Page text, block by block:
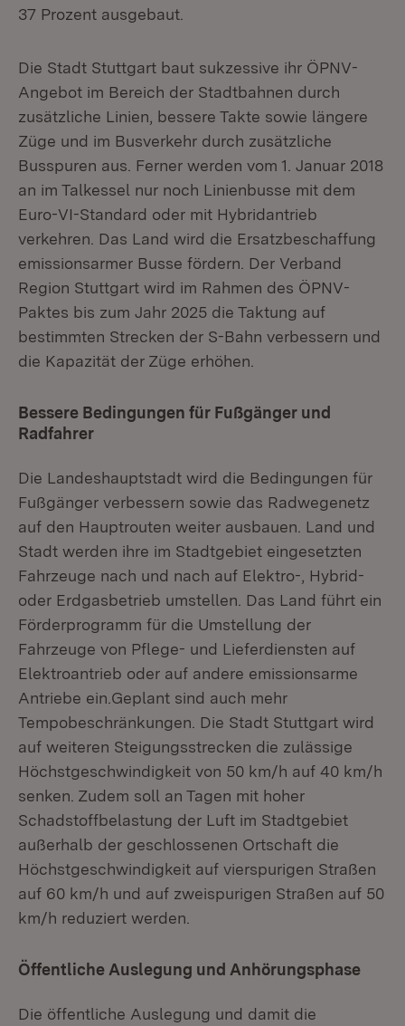
37 Prozent ausgebaut.
Die Stadt Stuttgart baut sukzessive ihr ÖPNV-
Angebot im Bereich der Stadtbahnen durch
zusätzliche Linien, bessere Takte sowie längere
Züge und im Busverkehr durch zusätzliche
Busspuren aus. Ferner werden vom 1. Januar 2018
an im Talkessel nur noch Linienbusse mit dem
Euro-VI-Standard oder mit Hybridantrieb
verkehren. Das Land wird die Ersatzbeschaffung
emissionsarmer Busse fördern. Der Verband
Region Stuttgart wird im Rahmen des ÖPNV-
Paktes bis zum Jahr 2025 die Taktung auf
bestimmten Strecken der S-Bahn verbessern und
die Kapazität der Züge erhöhen.
Bessere Bedingungen für Fußgänger und
Radfahrer
Die Landeshauptstadt wird die Bedingungen für
Fußgänger verbessern sowie das Radwegenetz
auf den Hauptrouten weiter ausbauen. Land und
Stadt werden ihre im Stadtgebiet eingesetzten
Fahrzeuge nach und nach auf Elektro-, Hybrid-
oder Erdgasbetrieb umstellen. Das Land führt ein
Förderprogramm für die Umstellung der
Fahrzeuge von Pflege- und Lieferdiensten auf
Elektroantrieb oder auf andere emissionsarme
Antriebe ein.Geplant sind auch mehr
Tempobeschränkungen. Die Stadt Stuttgart wird
auf weiteren Steigungsstrecken die zulässige
Höchstgeschwindigkeit von 50 km/h auf 40 km/h
senken. Zudem soll an Tagen mit hoher
Schadstoffbelastung der Luft im Stadtgebiet
außerhalb der geschlossenen Ortschaft die
Höchstgeschwindigkeit auf vierspurigen Straßen
auf 60 km/h und auf zweispurigen Straßen auf 50
km/h reduziert werden.
Öffentliche Auslegung und Anhörungsphase
Die öffentliche Auslegung und damit die